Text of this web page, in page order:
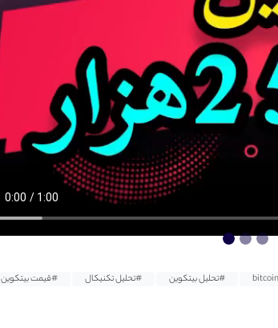
#تحلیل بیتکوین #تحلیل تکنیکال
#قیمت بیتکوین